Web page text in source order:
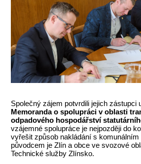
Společný zájem potvrdili jejich zástupci
Memoranda o spolupráci v oblasti
odpadového hospodářství
vzájemné spolupráce je nejpozději do
vyřešit způsob nakládání s komunálním
původcem je Zlín a obce ve svozové
Technické služby Zlínsko.